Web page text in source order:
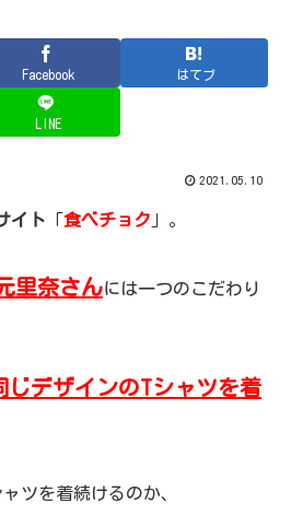
Facebook はてブ
LINE
2021.05.10
イト 「食べチョク 」。
里奈さんには一つのこだわり
じデザインのTシャツを着
ツを着続けるのか、